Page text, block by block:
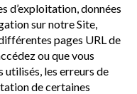
d’exploitation, données
sur notre Site,
pages URL de
ou que vous
utilisés, les erreurs de
de certaines